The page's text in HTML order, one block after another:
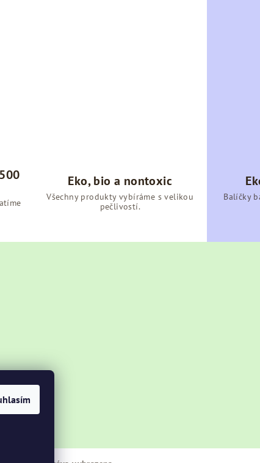
Eko, bio a nontoxic
Všechny produkty vybíráme s velikou
pečlivostí.
Balíčky